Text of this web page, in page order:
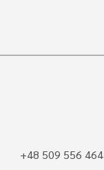
+48 509 556 464